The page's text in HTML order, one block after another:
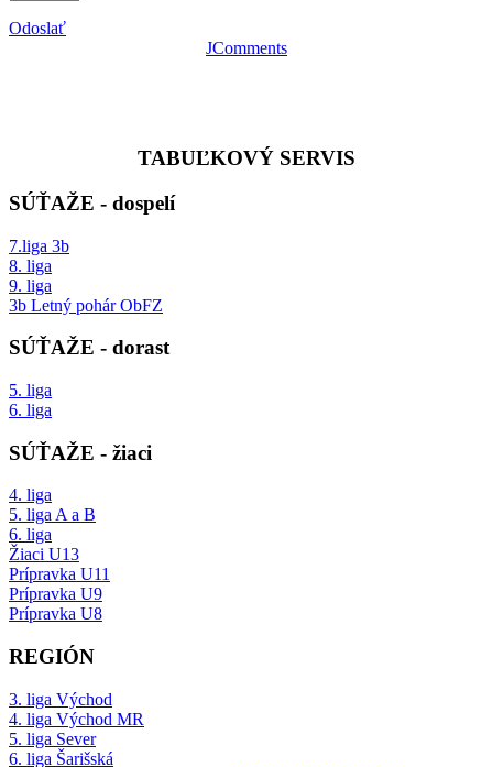
Odoslať
JComments
TABUĽKOVÝ SERVIS
SÚŤAŽE - dospelí
7.liga 3b
8. liga
9. liga
3b Letný pohár ObFZ
SÚŤAŽE - dorast
5. liga
6. liga
SÚŤAŽE - žiaci
4. liga
5. liga A a B
6. liga
Žiaci U13
Prípravka U11
Prípravka U9
Prípravka U8
REGIÓN
3. liga Východ
4. liga Východ MR
5. liga Sever
6. liga Šarišská